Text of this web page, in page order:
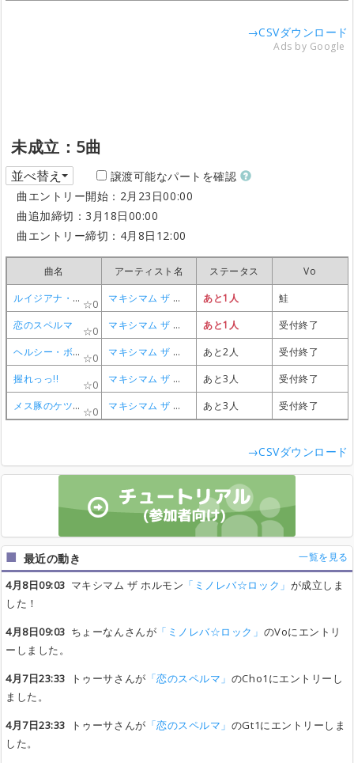
→CSVダウンロード
Ads by Google
未成立：5曲
並べ替え
譲渡可能なパートを確認
曲エントリー開始：2月23日00:00
曲追加締切：3月18日00:00
曲エントリー締切：4月8日12:00
曲名 アーティスト名 ステータス
Vo
ルイジアナ・ボブ
0 マキシマム ザ ホルモン あと1人
鮭
恋のスペルマ
0 マキシマム ザ ホルモン あと1人
受付終了
ヘルシー・ボブ
0 マキシマム ザ ホルモン あと2人
受付終了
握れっっ!!
0 マキシマム ザ ホルモン あと3人
受付終了
メス豚のケツにビンタ(キックも)
0 マキシマム ザ ホルモン あと3人 受付終了
曲名 アーティスト名 ステータス
Vo
ルイジアナ・ボブ
0 マキシマム ザ ホルモン あと1人
鮭
恋のスペルマ
0 マキシマム ザ ホルモン あと1人
受付終了
ヘルシー・ボブ
0 マキシマム ザ ホルモン あと2人
受付終了
握れっっ!!
0 マキシマム ザ ホルモン あと3人
受付終了
メス豚のケツにビンタ(キックも)
0 マキシマム ザ ホルモン あと3人 受付終了
曲名 アーティスト名 ステータス
Vo
ルイジアナ・ボブ
0 マキシマム ザ ホルモン あと1人
鮭
恋のスペルマ
0 マキシマム ザ ホルモン あと1人
受付終了
ヘルシー・ボブ
0 マキシマム ザ ホルモン あと2人
受付終了
握れっっ!!
0 マキシマム ザ ホルモン あと3人
受付終了
メス豚のケツにビンタ(キックも)
0 マキシマム ザ ホルモン あと3人 受付終了
曲名 アーティスト名 ステータス
Vo
ルイジアナ・ボブ
0 マキシマム ザ ホルモン あと1人
鮭
恋のスペルマ
0 マキシマム ザ ホルモン あと1人
受付終了
ヘルシー・ボブ
0 マキシマム ザ ホルモン あと2人
受付終了
握れっっ!!
0 マキシマム ザ ホルモン あと3人
受付終了
メス豚のケツにビンタ(キックも)
0 マキシマム ザ ホルモン あと3人 受付終了
→CSVダウンロード
最近の動き 一覧を見る
4月8日09:03 マキシマム ザ ホルモン 「ミノレバ☆ロック」 が成立しま
した！
4月8日09:03 ちょーなんさんが 「ミノレバ☆ロック」 のVoにエントリ
ーしました。
4月7日23:33 トゥーサさんが 「恋のスペルマ」 のCho1にエントリーし
ました。
4月7日23:33 トゥーサさんが 「恋のスペルマ」 のGt1にエントリーしま
した。